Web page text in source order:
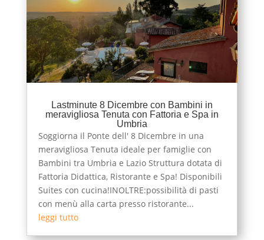
Lastminute 8 Dicembre con Bambini in
meravigliosa Tenuta con Fattoria e Spa in
Umbria
Soggiorna il Ponte dell' 8 Dicembre in una
meravigliosa Tenuta ideale per famiglie con
Bambini tra Umbria e Lazio Struttura dotata di
Fattoria Didattica, Ristorante e Spa! Disponibili
Suites con cucina!INOLTRE:possibilità di pasti
con menù alla carta presso ristorante...
leggi tutto